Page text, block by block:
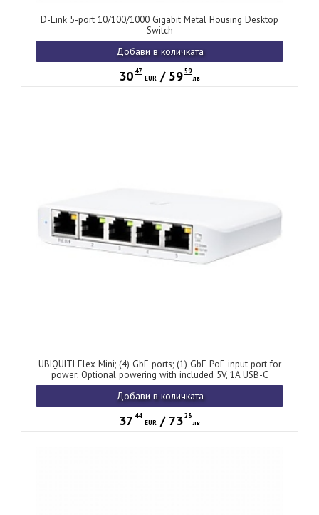
D-Link 5-port 10/100/1000 Gigabit Metal Housing Desktop
Switch
Добави в количката
30 47
EUR / 5959
лв
UBIQUITI Flex Mini; (4) GbE ports; (1) GbE PoE input port for
power; Optional powering with included 5V, 1A USB-C
adapter.
Добави в количката
37 44
EUR / 7323
лв